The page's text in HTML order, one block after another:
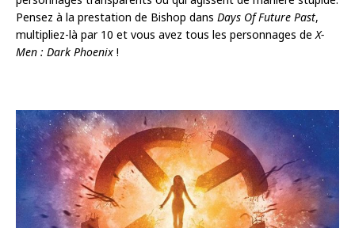
Pensez à la prestation de Bishop dans Days Of Future Past,
multipliez-là par 10 et vous avez tous les personnages deX-
Men : Dark Phoenix !